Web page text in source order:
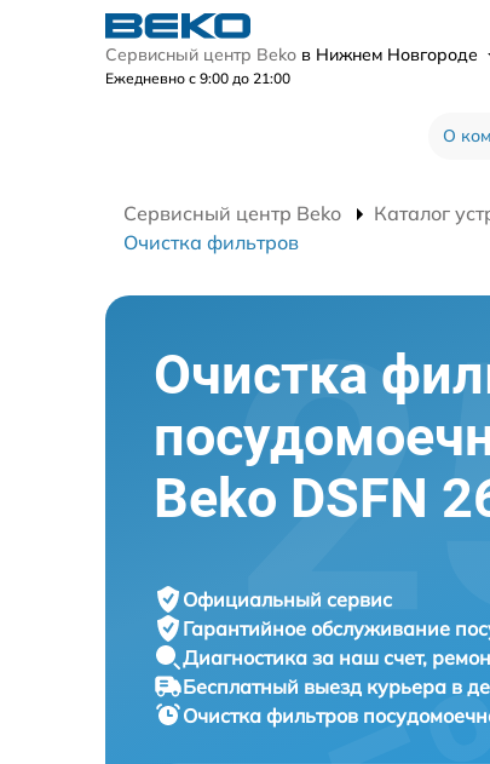
Сервисный центр Beko в Нижнем Новгороде
Ежедневно с 9:00 до 21:00
О
Сервисный центр Beko Каталог
Очистка фильтров
Очистка
Beko DSFN
Официальный сервис
Гарантийное обслуживание
Диагностика за наш счет,
Бесплатный выезд курьера в
Очистка фильтров